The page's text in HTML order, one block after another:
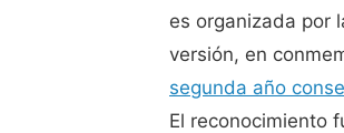
es organizada por
versión, en
segunda año
El reconocimiento